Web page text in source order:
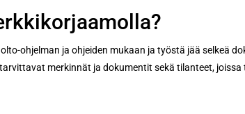
ohjelman ja ohjeiden mukaan ja työstä jää selkeä
merkinnät ja dokumentit sekä tilanteet, joissa